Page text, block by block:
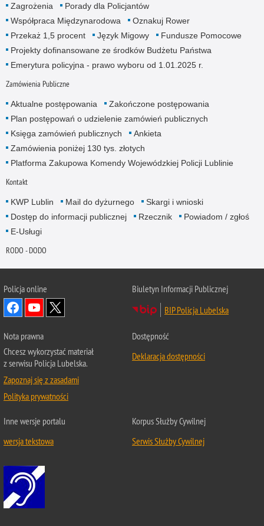
Zagrożenia
Porady dla Policjantów
Współpraca Międzynarodowa
Oznakuj Rower
Przekaż 1,5 procent
Język Migowy
Fundusze Pomocowe
Projekty dofinansowane ze środków Budżetu Państwa
Emerytura policyjna - prawo wyboru od 1.01.2025 r.
Zamówienia Publiczne
Aktualne postępowania
Zakończone postępowania
Plan postępowań o udzielenie zamówień publicznych
Księga zamówień publicznych
Ankieta
Zamówienia poniżej 130 tys. złotych
Platforma Zakupowa Komendy Wojewódzkiej Policji Lublinie
Kontakt
KWP Lublin Mail do dyżurnego
Skargi i wnioski
Dostęp do informacji publicznej
Rzecznik
Powiadom / zgłoś
E-Usługi
RODO - DODO
Policja online
Biuletyn Informacji Publicznej
BIP Policja Lubelska
Nota prawna
Chcesz wykorzystać materiał
z serwisu Policja Lubelska.
Zapoznaj się z zasadami
Polityka prywatności
Dostępność
Deklaracja dostępności
Inne wersje portalu
wersja tekstowa
Korpus Służby Cywilnej
Serwis Służby Cywilnej